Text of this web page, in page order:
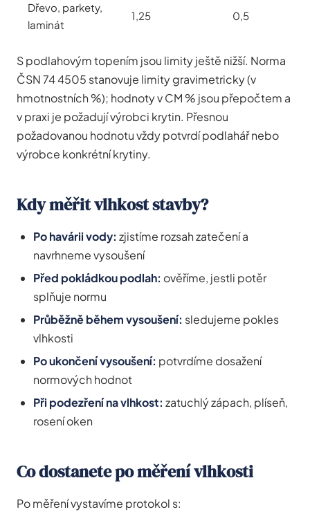
Dřevo, parkety,
laminát
1,25 0,5
S podlahovým topením jsou limity ještě nižší. Norma
ČSN 74 4505 stanovuje limity gravimetricky (v
hmotnostních %); hodnoty v CM % jsou přepočtem a
v praxi je požadují výrobci krytin. Přesnou
požadovanou hodnotu vždy potvrdí podlahář nebo
výrobce konkrétní krytiny.
Kdy měřit vlhkost stavby?
Po havárii vody: zjistíme rozsah zatečení a
navrhneme vysoušení
Před pokládkou podlah: ověříme, jestli potěr
splňuje normu
Průběžně během vysoušení: sledujeme pokles
vlhkosti
Po ukončení vysoušení: potvrdíme dosažení
normových hodnot
Při podezření na vlhkost: zatuchlý zápach, plíseň,
rosení oken
Co dostanete po měření vlhkosti
Po měření vystavíme protokol s: